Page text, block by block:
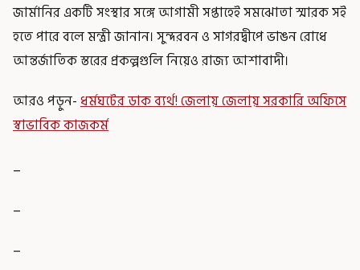
জার্মানির একটি সংস্থার সঙ্গে আগামী সপ্তাহেই সমঝোতা স্মারক সই
হতে পারে বলে মন্ত্রী জানান। সুন্দরবন ও সাগরদ্বীপে ভাঙন রোধে
আন্তর্জাতিক স্তরের প্রকল্পগুলি নিয়েও রাজ্য আশাবাদী।
আরও পড়ুন-ধর্মঘটের ডাক ব্যর্থ! জেলায় জেলায় সরকারি অফিসে
স্বাভাবিক কাজকর্ম
_
_
_